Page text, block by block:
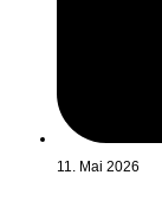
11. Mai 2026